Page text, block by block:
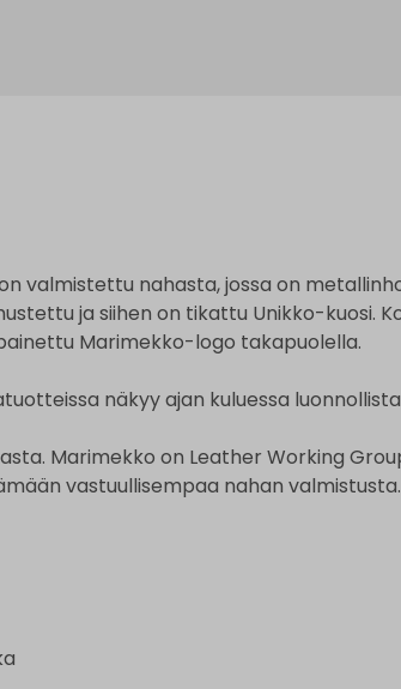
valmistettu nahasta, jossa on
ja siihen on tikattu Unikko-kuosi.
Marimekko-logo takapuolella.
näkyy ajan kuluessa
Marimekko on Leather Working
vastuullisempaa nahan valmistusta.